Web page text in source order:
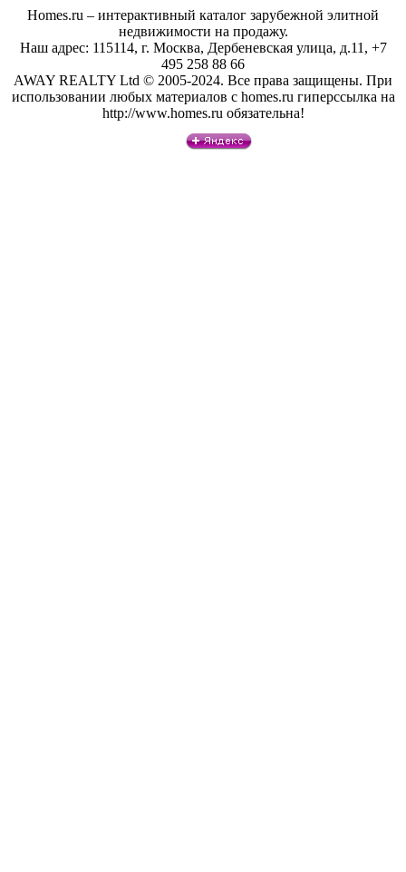
Homes.ru – интерактивный каталог зарубежной элитной
недвижимости на продажу.
Наш адрес: 115114, г. Москва, Дербеневская улица, д.11, +7
495 258 88 66
AWAY REALTY Ltd © 2005-2024. Все права защищены. При
использовании любых материалов с homes.ru гиперссылка на
http://www.homes.ru обязательна!